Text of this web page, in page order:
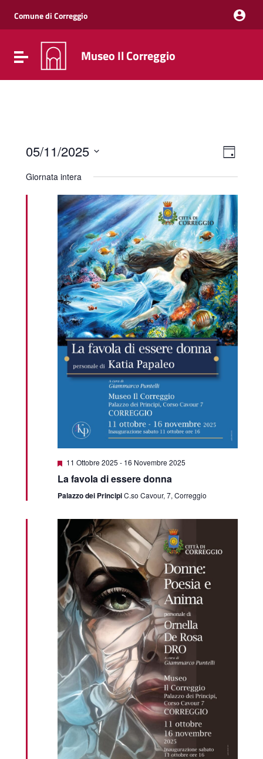
Vai al menu di navigazione
Vai al footer
Comune di Correggio
Attiva / disattiva la navigazione
Museo Il Correggio
Viste
Viste
Giorno
05/11/2025
la
Giornata intera
Segnalati
11 Ottobre 2025 - 16 Novembre 2025
La favola di essere donna
Palazzo dei PrincipiC.so Cavour, 7, Correggio